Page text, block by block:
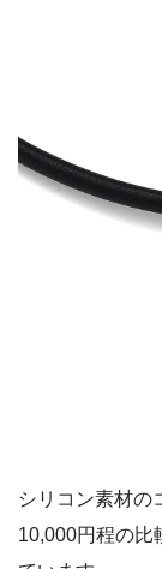
シリコン素材の
10,000円程の比